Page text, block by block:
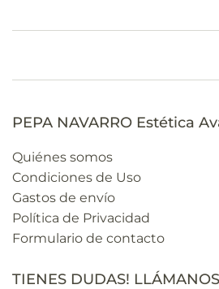
PEPA NAVARRO Estética
Quiénes somos
Condiciones de Uso
Gastos de envío
Política de Privacidad
Formulario de contacto
TIENES DUDAS! LLÁMANOS